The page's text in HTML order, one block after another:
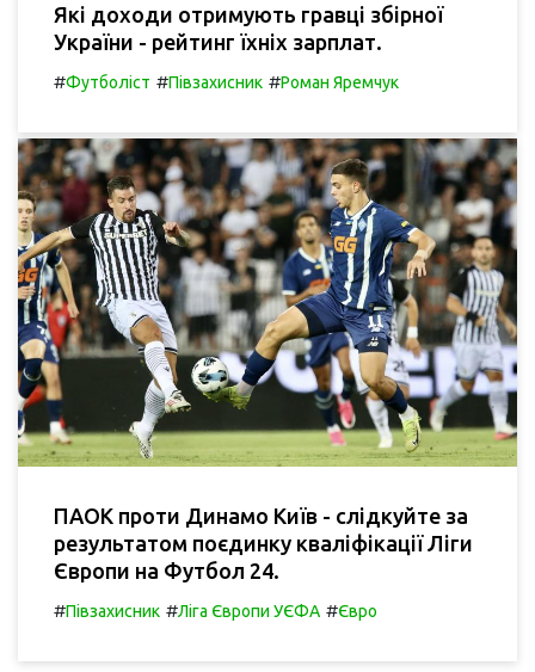
Які доходи отримують гравці збірної
України - рейтинг їхніх зарплат.
#Футболіст #Півзахисник #Роман Яремчук
ПАОК проти Динамо Київ - слідкуйте за
результатом поєдинку кваліфікації Ліги
Європи на Футбол 24.
#Півзахисник #Ліга Європи УЄФА #Євро